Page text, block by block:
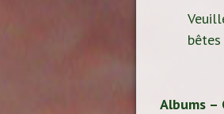
Albums –